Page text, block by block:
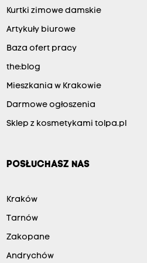
Kurtki zimowe damskie
Artykuły biurowe
Baza ofert pracy
the:blog
Mieszkania w Krakowie
Darmowe ogłoszenia
Sklep z kosmetykami tolpa.pl
POSŁUCHASZ NAS
Kraków
Tarnów
Zakopane
Andrychów